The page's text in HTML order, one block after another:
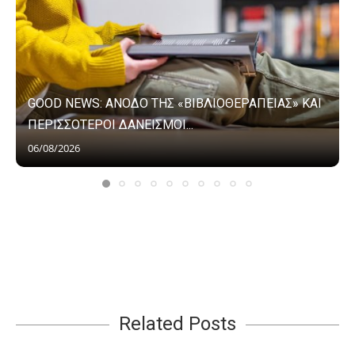
GOOD NEWS: ΑΝΟΔΟ ΤΗΣ «ΒΙΒΛΙΟΘΕΡΑΠΕΙΑΣ» ΚΑΙ
ΠΕΡΙΣΣΟΤΕΡΟΙ ΔΑΝΕΙΣΜΟΙ...
06/08/2026
Related Posts